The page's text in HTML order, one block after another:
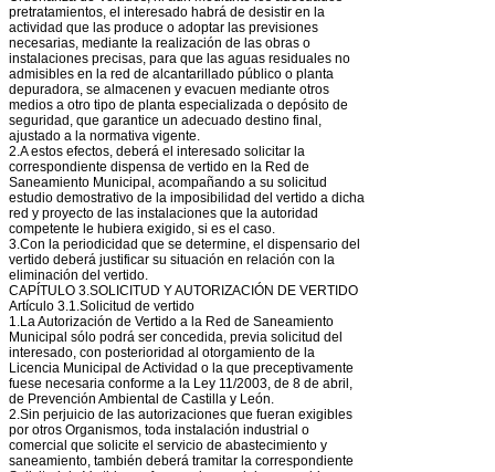
pretratamientos, el interesado habrá de desistir en la
actividad que las produce o adoptar las previsiones
necesarias, mediante la realización de las obras o
instalaciones precisas, para que las aguas residuales no
admisibles en la red de alcantarillado público o planta
depuradora, se almacenen y evacuen mediante otros
medios a otro tipo de planta especializada o depósito de
seguridad, que garantice un adecuado destino final,
ajustado a la normativa vigente.
2.A estos efectos, deberá el interesado solicitar la
correspondiente dispensa de vertido en la Red de
Saneamiento Municipal, acompañando a su solicitud
estudio demostrativo de la imposibilidad del vertido a dicha
red y proyecto de las instalaciones que la autoridad
competente le hubiera exigido, si es el caso.
3.Con la periodicidad que se determine, el dispensario del
vertido deberá justificar su situación en relación con la
eliminación del vertido.
CAPÍTULO 3.SOLICITUD Y AUTORIZACIÓN DE VERTIDO
Artículo 3.1.Solicitud de vertido
1.La Autorización de Vertido a la Red de Saneamiento
Municipal sólo podrá ser concedida, previa solicitud del
interesado, con posterioridad al otorgamiento de la
Licencia Municipal de Actividad o la que preceptivamente
fuese necesaria conforme a la Ley 11/2003, de 8 de abril,
de Prevención Ambiental de Castilla y León.
2.Sin perjuicio de las autorizaciones que fueran exigibles
por otros Organismos, toda instalación industrial o
comercial que solicite el servicio de abastecimiento y
saneamiento, también deberá tramitar la correspondiente